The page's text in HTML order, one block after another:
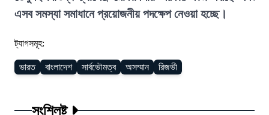
এসব সমস্যা সমাধানে প্রয়োজনীয় পদক্ষেপ নেওয়া হচ্ছে।
ট্যাগসমূহ:
ভারত বাংলাদেশ সার্বভৌমত্ব অসম্মান রিজভী
সংশ্লিষ্ট